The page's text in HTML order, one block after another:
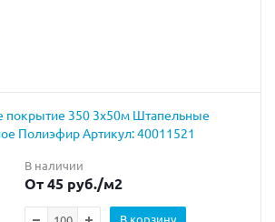
покрытие 350 3х50м Штапельные
Полиэфир Артикул: 40011521
В наличии
От 45 руб./м2
В корзину